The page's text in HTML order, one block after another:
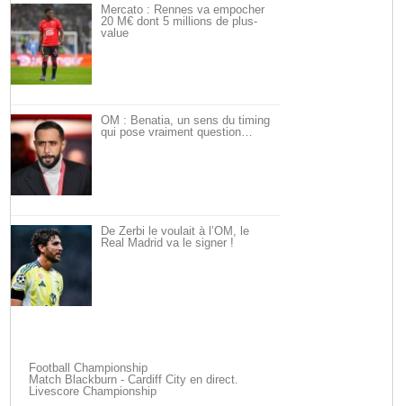
Mercato : Rennes va empocher
20 M€ dont 5 millions de plus-
value
OM : Benatia, un sens du timing
qui pose vraiment question…
De Zerbi le voulait à l’OM, le
Real Madrid va le signer !
Football Championship
Match Blackburn - Cardiff City en direct.
Livescore Championship